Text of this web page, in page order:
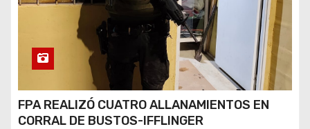
FPA REALIZÓ CUATRO ALLANAMIENTOS EN
CORRAL DE BUSTOS-IFFLINGER